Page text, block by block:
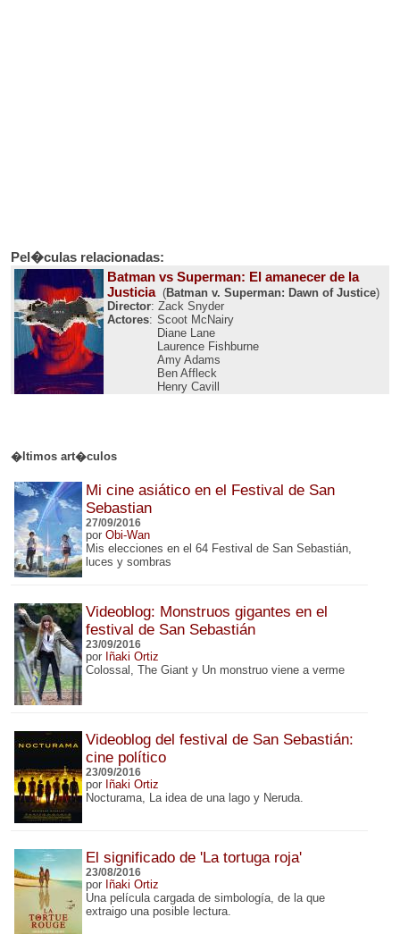
Pel�culas relacionadas:
Batman vs Superman: El amanecer de la
Justicia(Batman v. Superman: Dawn of Justice)
Director: Zack Snyder
Actores: Scoot McNairy
Diane Lane
Laurence Fishburne
Amy Adams
Ben Affleck
Henry Cavill
�ltimos art�culos
Mi cine asiático en el Festival de San
Sebastian
27/09/2016
porObi-Wan
Mis elecciones en el 64 Festival de San Sebastián,
luces y sombras
Videoblog: Monstruos gigantes en el
festival de San Sebastián
23/09/2016
por Iñaki Ortiz
Colossal, The Giant y Un monstruo viene a verme
Videoblog del festival de San Sebastián:
cine político
23/09/2016
por Iñaki Ortiz
Nocturama, La idea de una lago y Neruda.
El significado de 'La tortuga roja'
23/08/2016
por Iñaki Ortiz
Una película cargada de simbología, de la que
extraigo una posible lectura.